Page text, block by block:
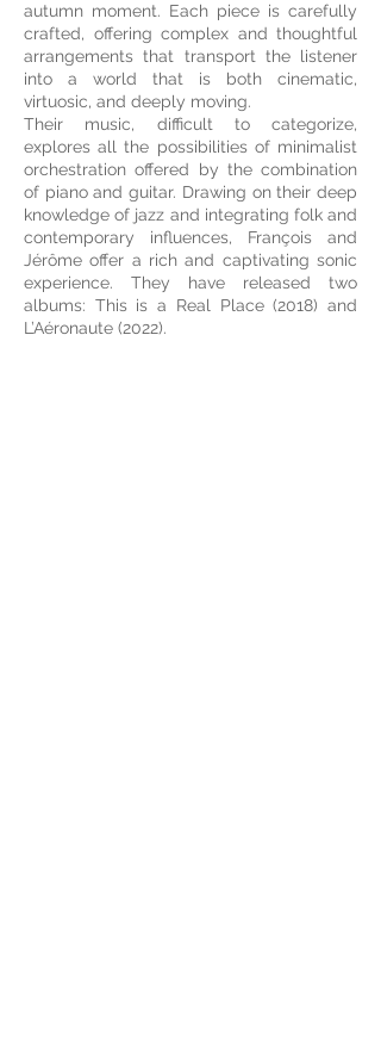
autumn moment. Each piece is carefully
crafted, offering complex and thoughtful
arrangements that transport the listener
into a world that is both cinematic,
virtuosic, and deeply moving.
Their music, difficult to categorize,
explores all the possibilities of minimalist
orchestration offered by the combination
of piano and guitar. Drawing on their deep
knowledge of jazz and integrating folk and
contemporary influences, François and
Jérôme offer a rich and captivating sonic
experience. They have released two
albums: This is a Real Place (2018) and
L’Aéronaute (2022).